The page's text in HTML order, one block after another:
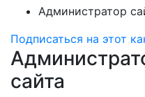
Администратор
Подписаться на этот
сайта